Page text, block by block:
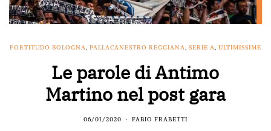
FORTITUDO BOLOGNA, PALLACANESTRO REGGIANA, SERIE A, ULTIMISSIME
Le parole di Antimo
Martino nel post gara
06/01/2020 FABIO FRABETTI